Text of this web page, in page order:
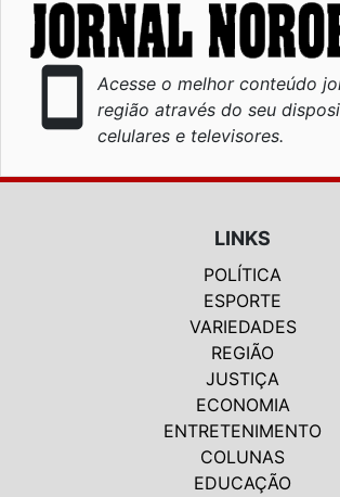
smartphone
Acesse o melhor conteúdo
região através do seu
celulares e televisores.
LINKS
POLÍTICA
ESPORTE
VARIEDADES
REGIÃO
JUSTIÇA
ECONOMIA
ENTRETENIMENTO
COLUNAS
EDUCAÇÃO